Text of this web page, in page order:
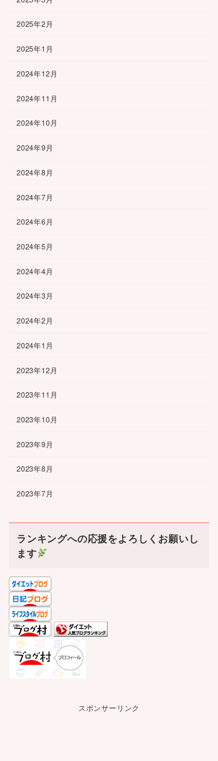
2025年2月
2025年1月
2024年12月
2024年11月
2024年10月
2024年9月
2024年8月
2024年7月
2024年6月
2024年5月
2024年4月
2024年3月
2024年2月
2024年1月
2023年12月
2023年11月
2023年10月
2023年9月
2023年8月
2023年7月
ランキングへの応援をよろしくお願いし
ます
スポンサーリンク